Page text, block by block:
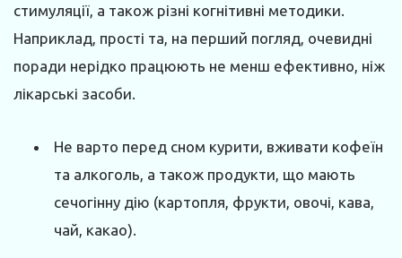
стимуляції, а також різні когнітивні методики.
Наприклад, прості та, на перший погляд, очевидні
поради нерідко працюють не менш ефективно, ніж
лікарські засоби.
Не варто перед сном курити, вживати кофеїн
та алкоголь, а також продукти, що мають
сечогінну дію (картопля, фрукти, овочі, кава,
чай, какао).